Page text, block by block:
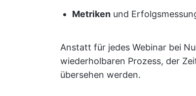
Metriken und
Anstatt für jedes Webinar bei
wiederholbaren Prozess, der
übersehen werden.